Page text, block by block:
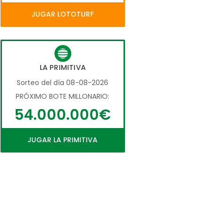
JUGAR LOTOTURF
LA PRIMITIVA
Sorteo del día 08-08-2026
PRÓXIMO BOTE MILLONARIO:
54.000.000€
JUGAR LA PRIMITIVA